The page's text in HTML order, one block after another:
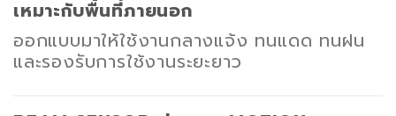
เหมาะกับพื้นที่ภายนอก
ออกแบบมาให้ใช้งานกลางแจ้ง ทนแดด ทนฝน
และรองรับการใช้งานระยะยาว